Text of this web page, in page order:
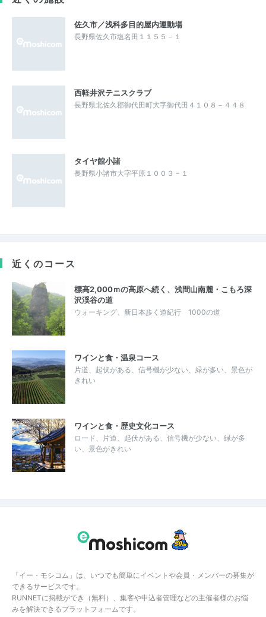
佐久市／浅科多目的屋内運動場
長野県佐久市塩名田１１５５－１
西軽井沢テニスクラブ
長野県北佐久郡御代田町大字御代田４１０８－４４８
タイヤ館小諸
長野県小諸市大字平原１００３－１
近くのコース
標高2,000ｍの高原へ続く、浅間山南麓・こもろ深
沢渓谷の道
ウォーキング、新日本歩く道紀行 1000の道
ワインと食・温泉コース
片道、起伏がある、信号機が少ない、緑が多い、景色が
きれい
ワインと食・歴史文化コース
ロード、片道、起伏がある、信号機が少ない、緑が多
い、景色がきれい
「イー・モシコム」は、いつでも簡単にイベントや会員・メンバーの募集が
できるサービスです。
RUNNETに掲載ができ（無料）、集客や申込者管理などの主催者様のお悩
みを解決できるプラットフォームです。